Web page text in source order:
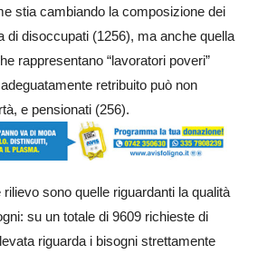
stia cambiando la composizione dei
di disoccupati (1256), ma anche quella
rappresentano “lavoratori poveri”
retribuito può non
e pensionati (256).
rilievo sono quelle riguardanti la qualità
su un totale di 9609 richieste di
riguarda i bisogni strettamente